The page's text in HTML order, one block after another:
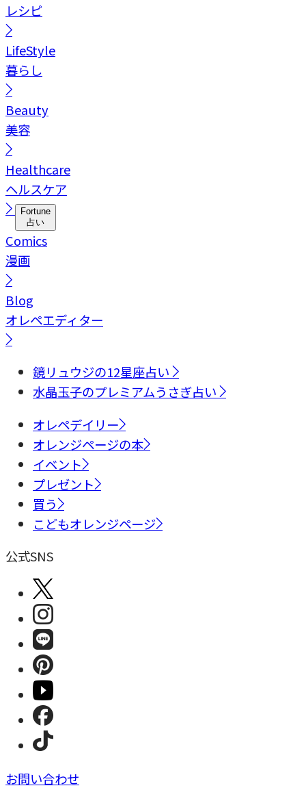
レシピ
LifeStyle
暮らし
Beauty
美容
Healthcare
ヘルスケア
Fortune
占い
Comics
漫画
Blog
オレペエディター
鏡リュウジの12星座占い
水晶玉子のプレミアムうさぎ占い
オレペデイリー
オレンジページの本
イベント
プレゼント
買う
こどもオレンジページ
公式SNS
お問い合わせ